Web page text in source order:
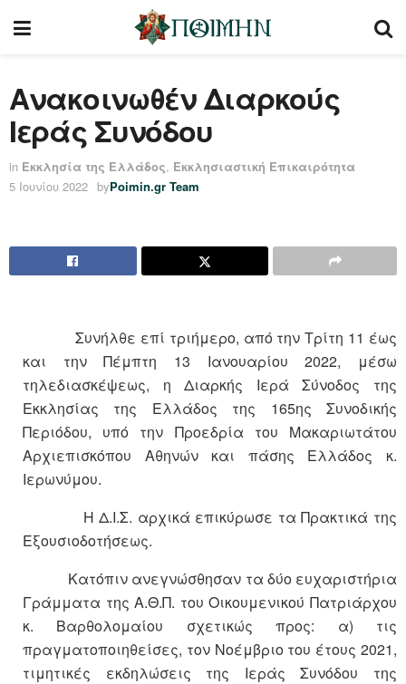
Ανακοινωθέν Διαρκούς
Ιεράς Συνόδου
in Εκκλησία της Ελλάδος, Εκκλησιαστική Επικαιρότητα
5 Ιουνίου 2022 byPoimin.gr Team
Συνήλθε επί τριήμερο, από την Τρίτη 11 έως
και την Πέμπτη 13 Ιανουαρίου 2022, μέσω
τηλεδιασκέψεως, η Διαρκής Ιερά Σύνοδος της
Εκκλησίας της Ελλάδος της 165ης Συνοδικής
Περιόδου, υπό την Προεδρία του Μακαριωτάτου
Αρχιεπισκόπου Αθηνών και πάσης Ελλάδος κ.
Ιερωνύμου.
Η Δ.Ι.Σ. αρχικά επικύρωσε τα Πρακτικά της
Εξουσιοδοτήσεως.
Κατόπιν ανεγνώσθησαν τα δύο ευχαριστήρια
Γράμματα της Α.Θ.Π. του Οικουμενικού Πατριάρχου
κ. Βαρθολομαίου σχετικώς προς: α) τις
πραγματοποιηθείσες, τον Νοέμβριο του έτους 2021,
τιμητικές εκδηλώσεις της Ιεράς Συνόδου της